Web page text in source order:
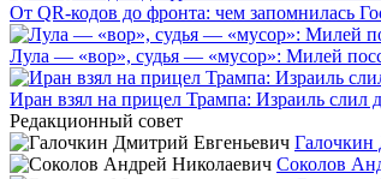
От QR-кодов до фронта: чем запомнилась
Лула — «вор», судья — «мусор»: Милей
Иран взял на прицел Трампа: Израиль слил
Редакционный совет
Галочкин
Соколов